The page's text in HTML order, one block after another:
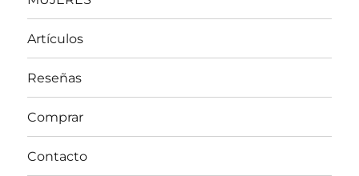
Artículos
Reseñas
Comprar
Contacto